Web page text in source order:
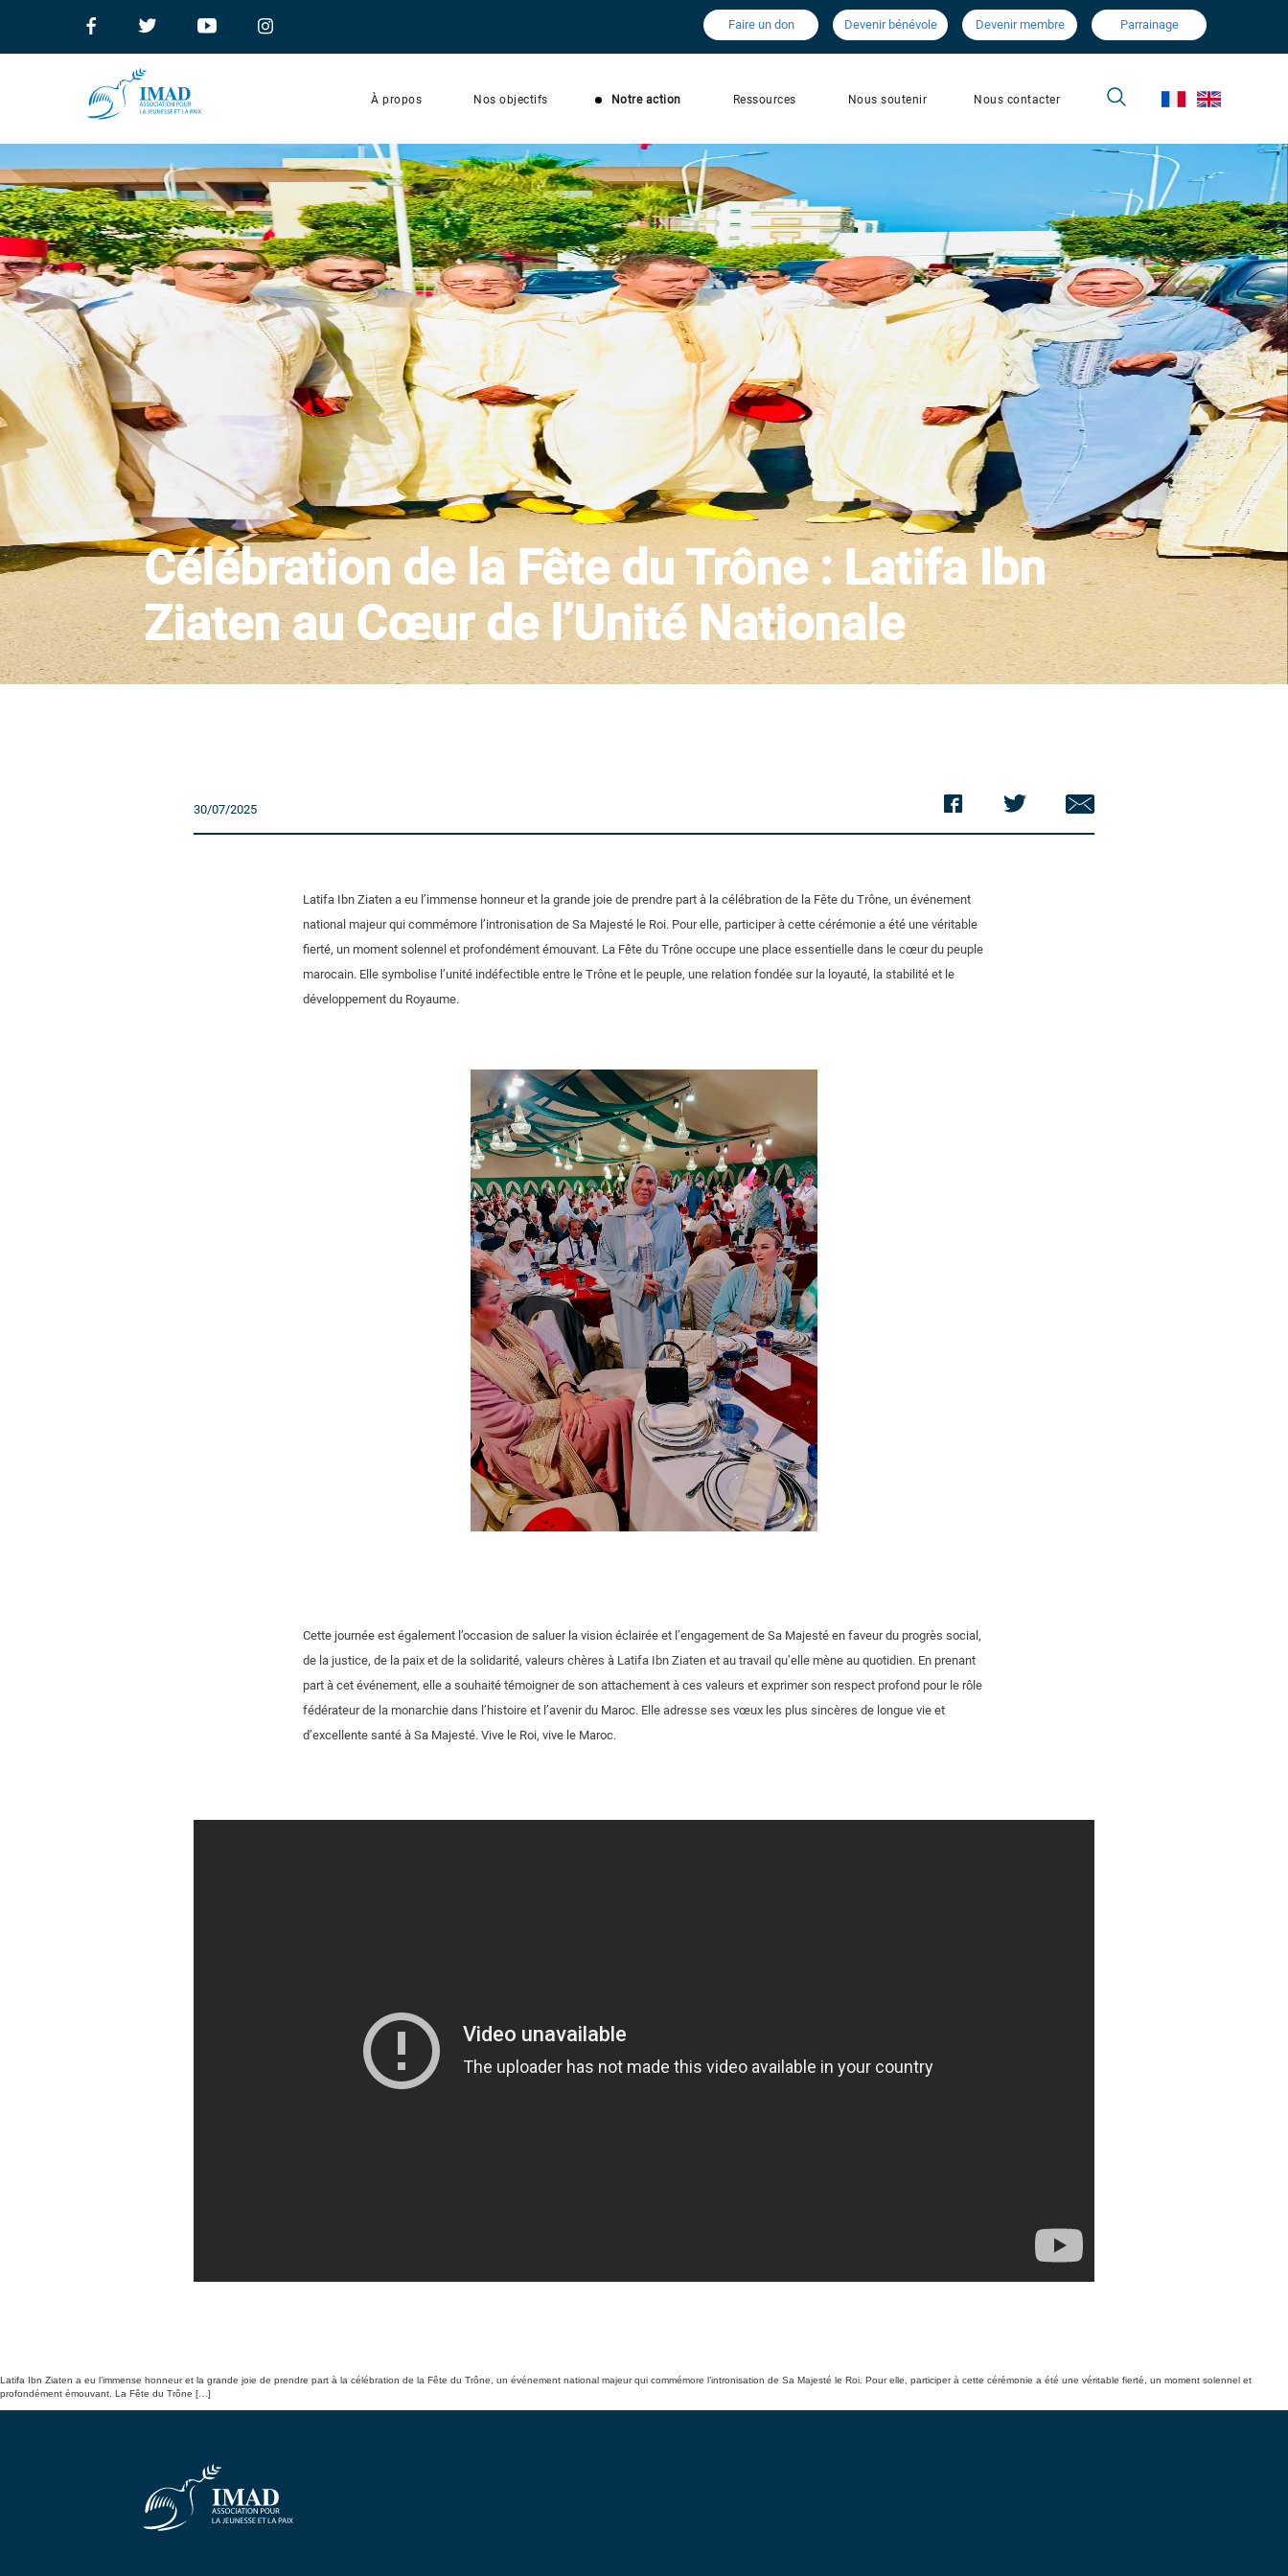
Faire un don Devenir bénévole Devenir membre Parrainage
À propos Nos objectifs Notre action Ressources Nous soutenir Nous contacter
Célébration de la Fête du Trône : Latifa Ibn
Ziaten au Cœur de l’Unité Nationale
30/07/2025
Latifa Ibn Ziaten a eu l’immense honneur et la grande joie de prendre part à la célébration de la Fête du Trône, un événement
national majeur qui commémore l’intronisation de Sa Majesté le Roi. Pour elle, participer à cette cérémonie a été une véritable
fierté, un moment solennel et profondément émouvant. La Fête du Trône occupe une place essentielle dans le cœur du peuple
marocain. Elle symbolise l’unité indéfectible entre le Trône et le peuple, une relation fondée sur la loyauté, la stabilité et le
développement du Royaume.
Cette journée est également l’occasion de saluer la vision éclairée et l’engagement de Sa Majesté en faveur du progrès social,
de la justice, de la paix et de la solidarité, valeurs chères à Latifa Ibn Ziaten et au travail qu’elle mène au quotidien. En prenant
part à cet événement, elle a souhaité témoigner de son attachement à ces valeurs et exprimer son respect profond pour le rôle
fédérateur de la monarchie dans l’histoire et l’avenir du Maroc. Elle adresse ses vœux les plus sincères de longue vie et
d’excellente santé à Sa Majesté. Vive le Roi, vive le Maroc.
Latifa Ibn Ziaten a eu l’immense honneur et la grande joie de prendre part à la célébration de la Fête du Trône, un événement national majeur qui commémore l’intronisation de Sa Majesté le Roi. Pour elle, participer à cette cérémonie a été une véritable fierté, un moment solennel et
profondément émouvant. La Fête du Trône […]